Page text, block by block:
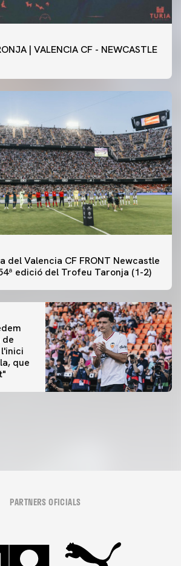
| VALENCIA CF - NEWCASTLE
del Valencia CF FRONT Newcastle
edició del Trofeu Taronja (1-2)
de
que
PARTNERS OFICIALS